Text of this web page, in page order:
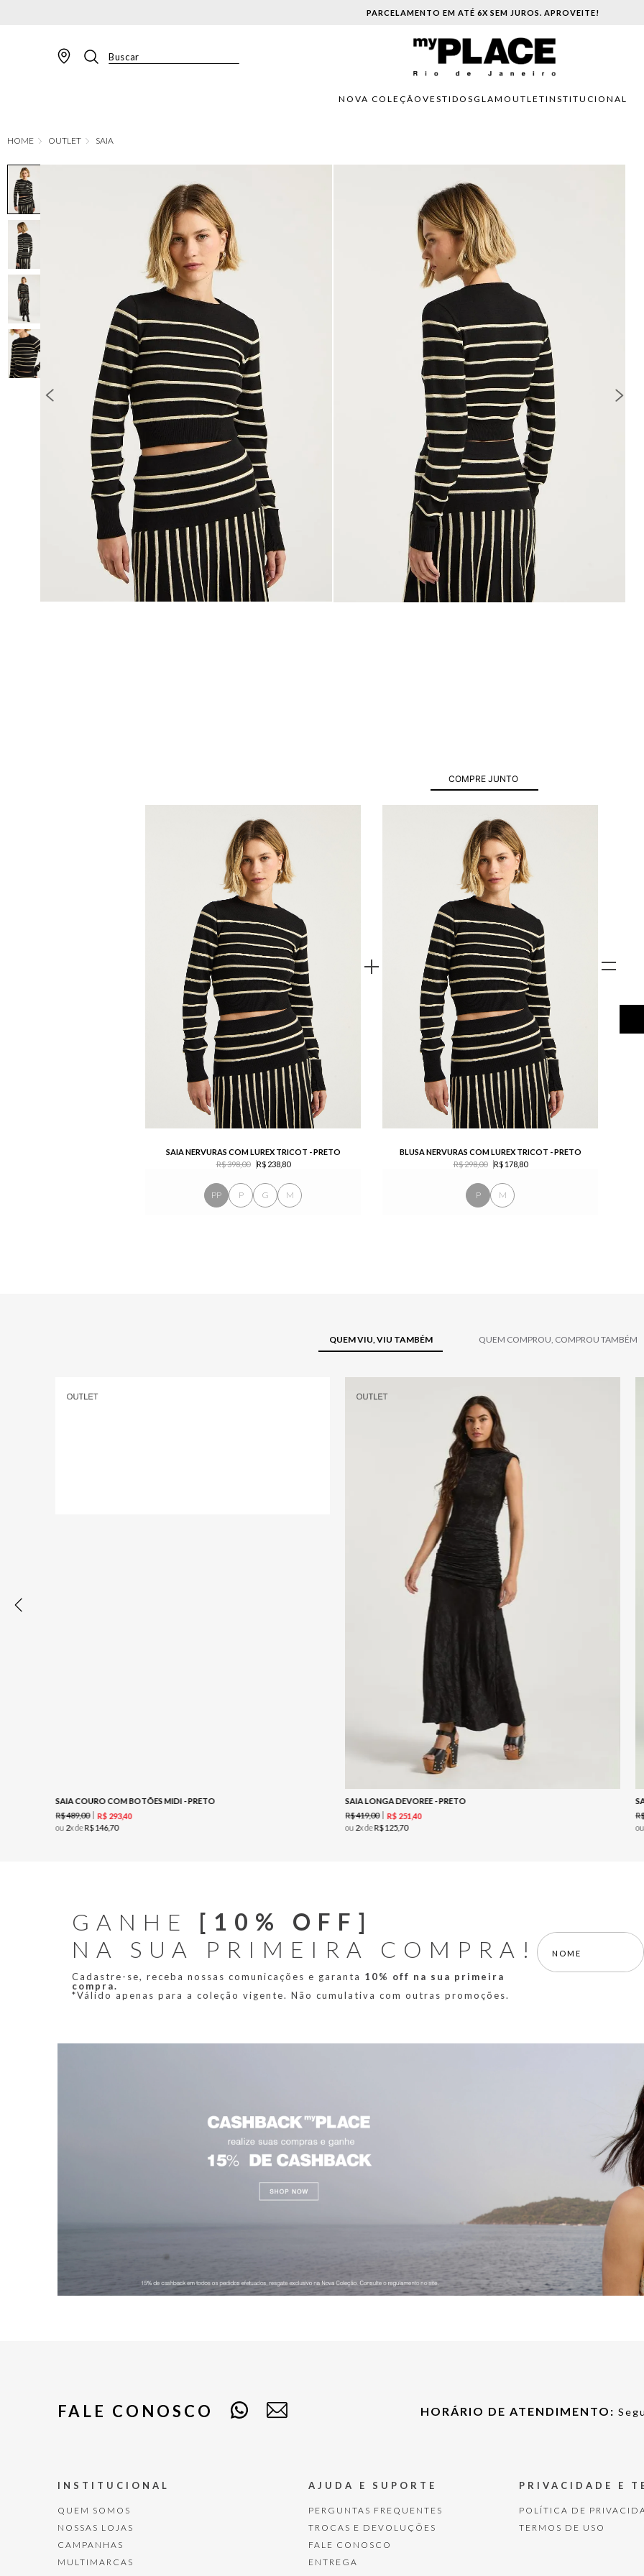
ENTREGA EXPRESSA | CONSULTE A DISPONIBILIDADE PARA SUA REGIÃO.
Buscar
VESTIDOS
JAQUETA
CALÇA JEANS
SHORT
COLETE
NOVA COLEÇÃO VESTIDOSGLAM OUTLETINSTITUCIONAL
OUTLET SAIA
COMPRE JUNTO
SAIA NERVURAS COM LUREX TRICOT - PRETO
R$ 398,00
R$ 238,80
PP P G M
BLUSA NERVURAS COM LUREX TRICOT - PRETO
R$ 298,00
R$ 178,80
P M
QUEM VIU, VIU TAMBÉM QUEM COMPROU, COMPROU TAMBÉM
SAIA COURO COM BOTÕES MIDI - PRETO
R$489,00 R$ 293,40
ou 2x deR$146,70
SAIA LONGA DEVOREE - PRETO
R$419,00 R$ 251 ,40
ou 2x deR$125,70
ou
GANHE [10% OFF]
NA SUA PRIMEIRA COMPRA!
Cadastre-se, receba nossas comunicações e garanta 10% off na sua primeira
compra.
*Válido apenas para a coleção vigente. Não cumulativa com outras promoções.
FALE CONOSCO HORÁRIO DE ATENDIMENTO:
INSTITUCIONAL
QUEM SOMOS
NOSSAS LOJAS
CAMPANHAS
MULTIMARCAS
AJUDA E SUPORTE
PERGUNTAS FREQUENTES
TROCAS E DEVOLUÇÕES
FALE CONOSCO
ENTREGA
PRIVACIDADE E
POLÍTICA DE
TERMOS DE USO